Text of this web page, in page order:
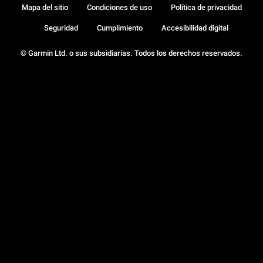
© Garmin Ltd. o sus subsidiarias. Todos los derechos reservados.
Mapa del sitio Condiciones de uso Política de privacidad
Seguridad Cumplimiento Accesibilidad digital